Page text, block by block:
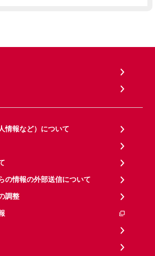
情報など）について
の情報の外部送信について
調整